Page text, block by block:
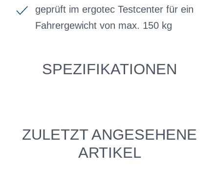
geprüft im ergotec Testcenter für ein
Fahrergewicht von max. 150 kg
SPEZIFIKATIONEN
ZULETZT ANGESEHENE
ARTIKEL